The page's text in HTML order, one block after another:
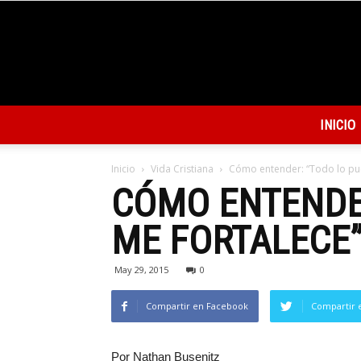
INICIO
Inicio Vida Cristiana Cómo entender: “Todo lo
CÓMO
ME
May 29, 2015 0
Compartir en Facebook Compartir
Por Nathan Busenitz